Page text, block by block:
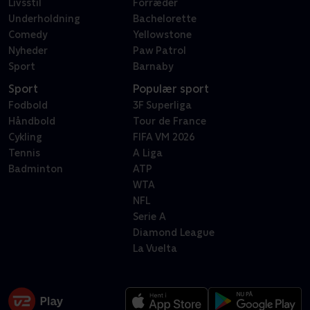
Livsstil
Underholdning
Comedy
Nyheder
Sport
Forræder
Bachelorette
Yellowstone
Paw Patrol
Barnaby
Sport
Fodbold
Håndbold
Cykling
Tennis
Badminton
Populær sport
3F Superliga
Tour de France
FIFA VM 2026
A Liga
ATP
WTA
NFL
Serie A
Diamond League
La Vuelta